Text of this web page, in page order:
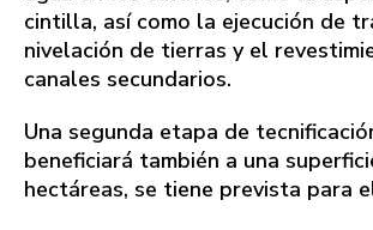
cintilla, así como la ejecución de
nivelación de tierras y el
canales secundarios.
Una segunda etapa de
beneficiará también a una
hectáreas, se tiene prevista para